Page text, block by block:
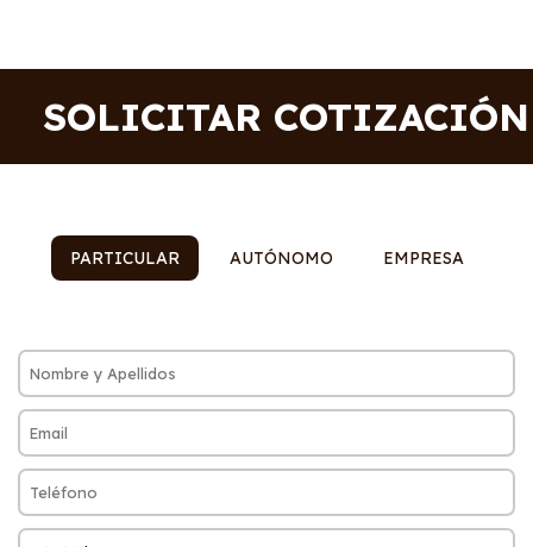
SOLICITAR COTIZACIÓN
PARTICULAR AUTÓNOMO EMPRESA